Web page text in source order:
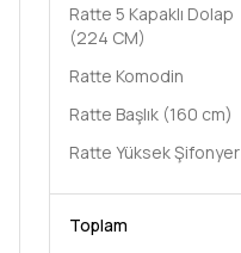
Ratte 5 Kapaklı Dolap
(224 CM)
Ratte Komodin
Ratte Başlık (160 cm)
Ratte Yüksek Şifonyer
Toplam